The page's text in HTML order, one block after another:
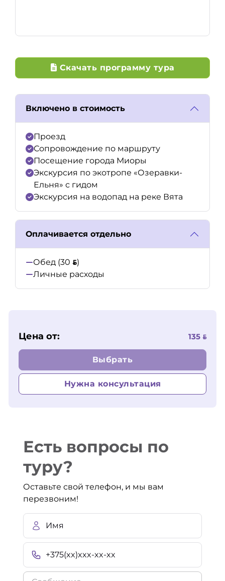
Скачать программу тура
Включено в стоимость
Проезд
Сопровождение по маршруту
Посещение города Миоры
Экскурсия по экотропе «Озеравки-
Ельня» с гидом
Экскурсия на водопад на реке Вята
Оплачивается отдельно
Обед (30
)
Личные расходы
Цена от: 135
Выбрать
Нужна консультация
Есть вопросы по
туру?
Оставьте свой телефон, и мы вам
перезвоним!